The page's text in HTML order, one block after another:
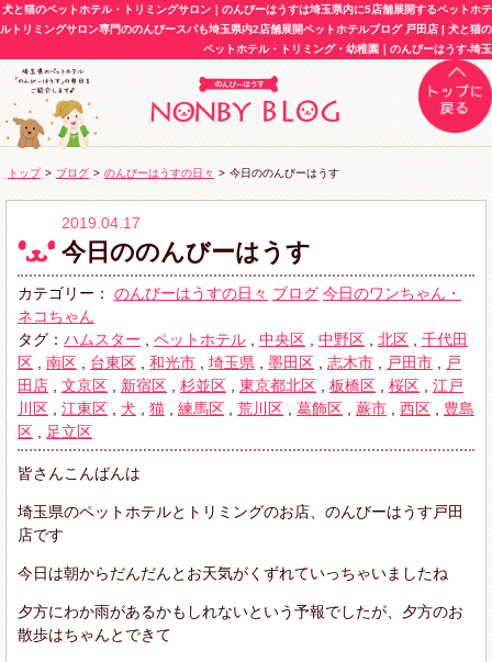
犬と猫のペットホテル・トリミングサロン｜のんびーはうすは埼玉県内に5店舗展開するペットホテ
ルトリミングサロン専門ののんびースパも埼玉県内2店舗展開ペットホテルブログ 戸田店 | 犬と猫の
ペットホテル・トリミング・幼稚園｜のんびーはうす-埼玉
トップ > ブログ > のんびーはうすの日々 > 今日ののんびーはうす
2019.04.17
今日ののんびーはうす
カテゴリー： のんびーはうすの日々 ブログ 今日のワンちゃん・
ネコちゃん
タグ： ハムスター ペットホテル 中央区 中野区 北区
千代田
区
南区 台東区 和光市 埼玉県 墨田区 志木市 戸田市
戸
田店
文京区 新宿区 杉並区 東京都北区 板橋区 桜区
江戸
川区
江東区 犬 猫 練馬区 荒川区 葛飾区 蕨市 西区
豊島
区
足立区
皆さんこんばんは
埼玉県のペットホテルとトリミングのお店、のんびーはうす戸田
店です
今日は朝からだんだんとお天気がくずれていっちゃいましたね
夕方にわか雨があるかもしれないという予報でしたが、夕方のお
散歩はちゃんとできて